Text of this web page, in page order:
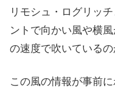
リモシュ・ログリッ
ントで向かい風や横
の速度で吹いているの
この風の情報が事前